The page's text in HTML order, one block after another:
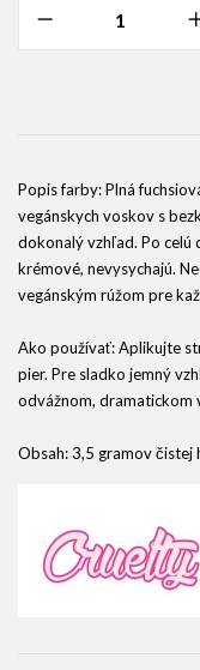
Popis farby: Plná
vegánskych voskov s
dokonalý vzhľad. Po celú
krémové, nevysychajú.
vegánským rúžom pre
Ako používať: Aplikujte
pier. Pre sladko jemný
odvážnom, dramatickom
Obsah: 3,5 gramov čistej